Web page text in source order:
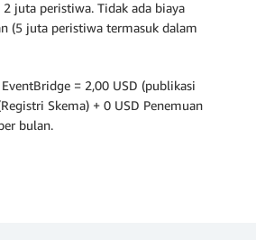
2 juta peristiwa. Tidak ada biaya
(5 juta peristiwa termasuk dalam
= 2,00 USD (publikasi
Skema) + 0 USD Penemuan
bulan.